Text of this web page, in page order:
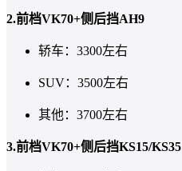
2.前档VK70+侧后挡AH9
轿车：3300左右
SUV：3500左右
其他：3700左右
3.前档VK70+侧后挡KS15/KS35